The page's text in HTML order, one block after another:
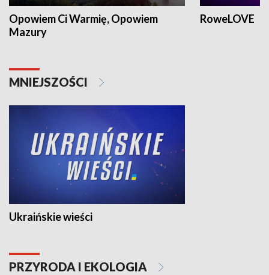
Opowiem Ci Warmię, Opowiem
Mazury
RoweLOVE
MNIEJSZOŚCI
Ukraińskie wieści
PRZYRODA I EKOLOGIA